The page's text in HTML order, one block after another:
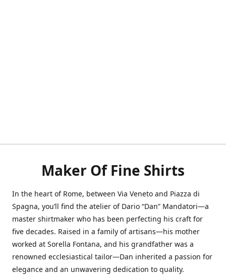
Maker Of Fine Shirts
In the heart of Rome, between Via Veneto and Piazza di
Spagna, you’ll find the atelier of Dario “Dan” Mandatori—a
master shirtmaker who has been perfecting his craft for
five decades. Raised in a family of artisans—his mother
worked at Sorella Fontana, and his grandfather was a
renowned ecclesiastical tailor—Dan inherited a passion for
elegance and an unwavering dedication to quality.